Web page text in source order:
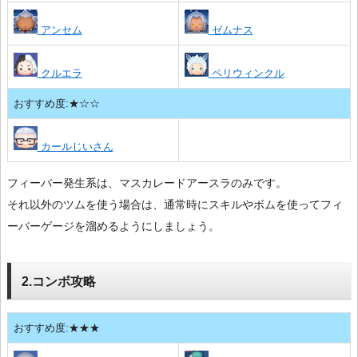
アンセム ゼムナス
クルエラ ペリウィンクル
おすすめ度:★☆☆
カールじいさん
フィーバー発生系は、マスカレードアースラのみです。
それ以外のツムを使う場合は、通常時にスキルやボムを使ってフィ
ーバーゲージを溜めるようにしましょう。
2.コンボ攻略
おすすめ度:★★★